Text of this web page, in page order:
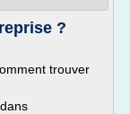
?
trouver